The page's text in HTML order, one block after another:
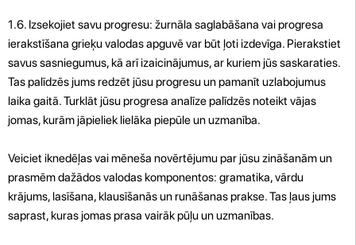
1.6. Izsekojiet savu progresu: žurnāla saglabāšana vai progresa
ierakstīšana grieķu valodas apguvē var būt ļoti izdevīga. Pierakstiet
savus sasniegumus, kā arī izaicinājumus, ar kuriem jūs saskaraties.
Tas palīdzēs jums redzēt jūsu progresu un pamanīt uzlabojumus
laika gaitā. Turklāt jūsu progresa analīze palīdzēs noteikt vājas
jomas, kurām jāpieliek lielāka piepūle un uzmanība.
Veiciet iknedēļas vai mēneša novērtējumu par jūsu zināšanām un
prasmēm dažādos valodas komponentos: gramatika, vārdu
krājums, lasīšana, klausīšanās un runāšanas prakse. Tas ļaus jums
saprast, kuras jomas prasa vairāk pūļu un uzmanības.